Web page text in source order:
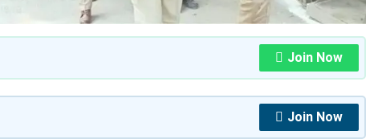
Join Now
Join Now